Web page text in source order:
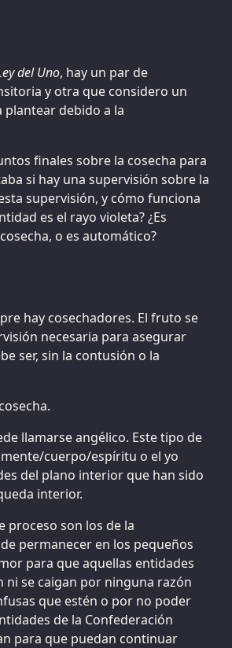
del Uno, hay un par de
y otra que considero un
debido a la
finales sobre la cosecha para
si hay una supervisión sobre la
supervisión, y cómo funciona
es el rayo violeta? ¿Es
o es automático?
hay cosechadores. El fruto se
necesaria para asegurar
ser, sin la contusión o la
llamarse angélico. Este tipo de
cuerpo/espíritu o el yo
del plano interior que han sido
interior.
proceso son los de la
permanecer en los pequeños
para que aquellas entidades
ni se caigan por ninguna razón
que estén o por no poder
de la Confederación
para que puedan continuar